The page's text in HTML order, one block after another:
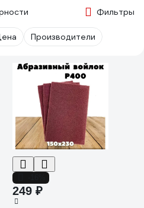
Фильтры
Производители
249 ₽